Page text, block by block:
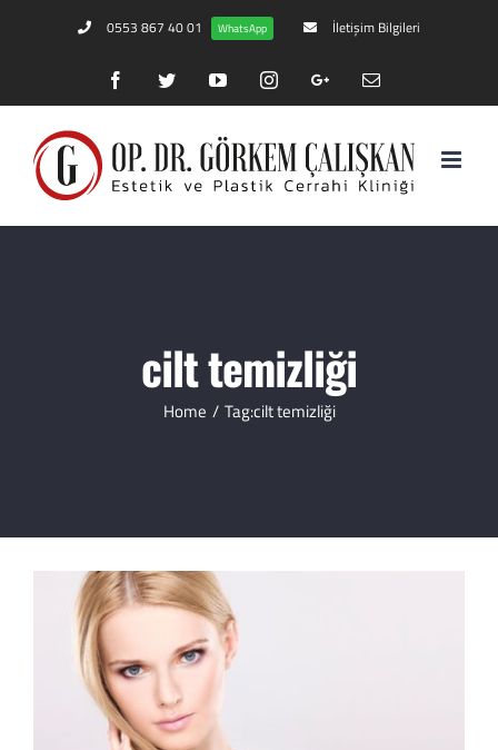
0553 867 40 01 WhatsApp İletişim Bilgileri
FacebookTwitterYouTubeInstagramGoogle+Email
cilt temizliği
Home / Tag:cilt temizliği